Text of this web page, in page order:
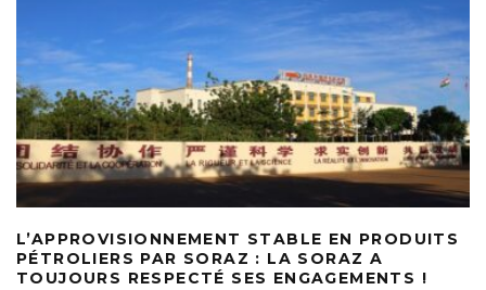
L’APPROVISIONNEMENT STABLE EN PRODUITS
PÉTROLIERS PAR SORAZ : LA SORAZ A
TOUJOURS RESPECTÉ SES ENGAGEMENTS !